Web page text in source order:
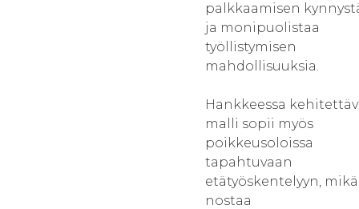
palkkaamisen
ja monipuolistaa
työllistymisen
mahdollisuuksia.
Hankkeessa
malli sopii myös
poikkeusoloissa
tapahtuvaan
etätyöskentelyyn, mikä
nostaa